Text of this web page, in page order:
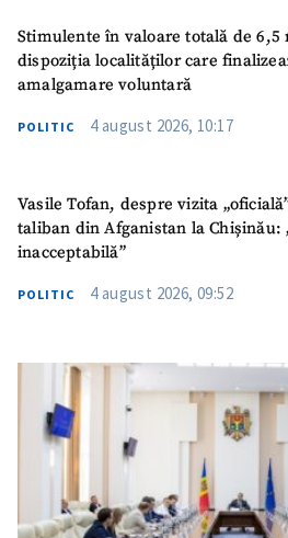
Stimulente în valoare totală de
dispoziția localităților care
amalgamare voluntară
POLITIC 4 august 2026, 10:17
Vasile Tofan, despre vizita
taliban din Afganistan la Chișinău:
inacceptabilă”
POLITIC 4 august 2026, 09:52